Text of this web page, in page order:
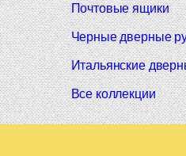
Почтовые ящики
Черные дверные
Итальянские
Все коллекции